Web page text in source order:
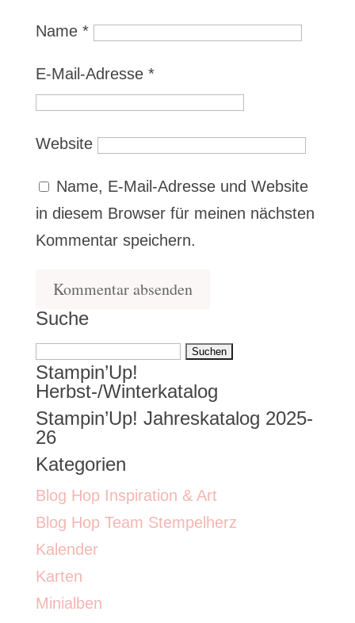
Name *
E-Mail-Adresse *
Website
Name, E-Mail-Adresse und Website
in diesem Browser für meinen nächsten
Kommentar speichern.
Suche
Suchen
nach:
Stampin’Up!
Herbst-/Winterkatalog
Stampin’Up! Jahreskatalog 2025-
26
Kategorien
Blog Hop Inspiration & Art
Blog Hop Team Stempelherz
Kalender
Karten
Minialben